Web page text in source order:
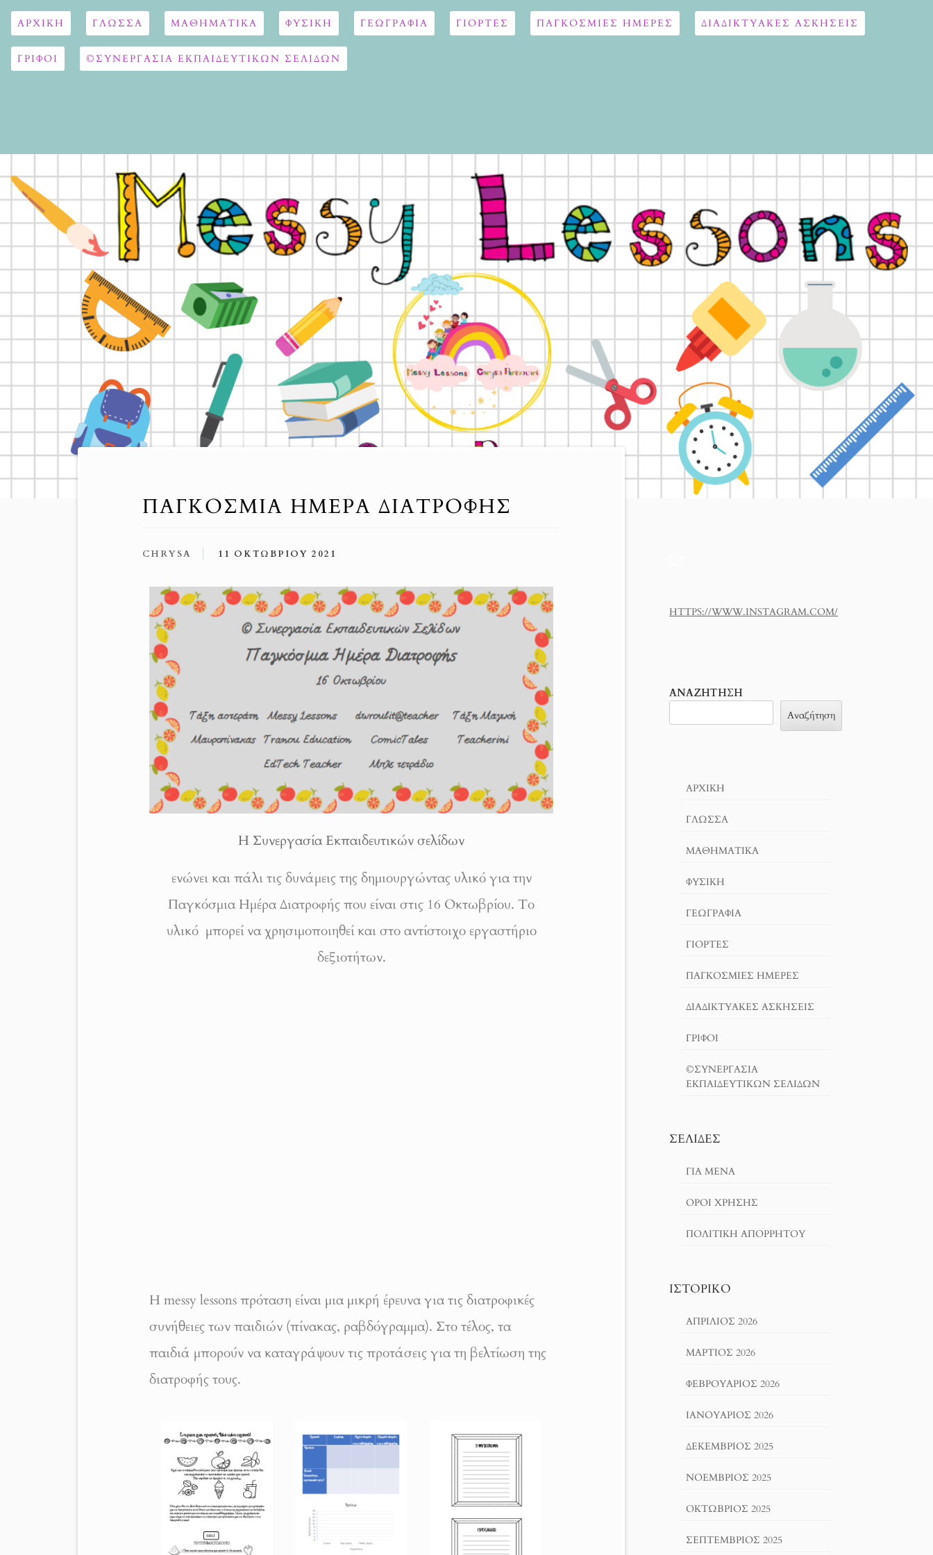
ΑΡΧΙΚΉ ΓΛΏΣΣΑ ΜΑΘΗΜΑΤΙΚΆ ΦΥΣΙΚΗ ΓΕΩΓΡΑΦΊΑ ΓΙΟΡΤΈΣ ΠΑΓΚΟΣΜΙΕΣ ΗΜΕΡΕΣ ΔΙΑΔΙΚΤΥΑΚΈΣ ΑΣΚΉΣΕΙΣ
ΓΡΙΦΟΙ ©ΣΥΝΕΡΓΑΣΙΑ ΕΚΠΑΙΔΕΥΤΙΚΩΝ ΣΕΛΙΔΩΝ
ΠΑΓΚΌΣΜΙΑ ΗΜΈΡΑ ΔΙΑΤΡΟΦΉΣ
CHRYSA 11 ΟΚΤΩΒΡΊΟΥ 2021
Η Συνεργασία Εκπαιδευτικών σελίδων
ενώνει και πάλι τις δυνάμεις της δημιουργώντας υλικό για την
Παγκόσμια Ημέρα Διατροφής που είναι στις 16 Οκτωβρίου. Το
υλικό μπορεί να χρησιμοποιηθεί και στο αντίστοιχο εργαστήριο
δεξιοτήτων.
Η messy lessons πρόταση είναι μια μικρή έρευνα για τις διατροφικές
συνήθειες των παιδιών (πίνακας, ραβδόγραμμα). Στο τέλος, τα
παιδιά μπορούν να καταγράψουν τις προτάσεις για τη βελτίωση της
διατροφής τους.
HTTPS://WWW.INSTAGRAM.COM/
ΑΝΑΖΉΤΗΣΗ
Αναζήτηση
ΑΡΧΙΚΉ
ΓΛΏΣΣΑ
ΜΑΘΗΜΑΤΙΚΆ
ΦΥΣΙΚΗ
ΓΕΩΓΡΑΦΊΑ
ΓΙΟΡΤΈΣ
ΠΑΓΚΟΣΜΙΕΣ ΗΜΕΡΕΣ
ΔΙΑΔΙΚΤΥΑΚΈΣ ΑΣΚΉΣΕΙΣ
ΓΡΙΦΟΙ
©ΣΥΝΕΡΓΑΣΙΑ
ΕΚΠΑΙΔΕΥΤΙΚΩΝ ΣΕΛΙΔΩΝ
ΣΕΛΊΔΕΣ
ΓΙΑ ΜΕΝΑ
ΌΡΟΙ ΧΡΗΣΗΣ
ΠΟΛΙΤΙΚΉ ΑΠΟΡΡΉΤΟΥ
ΙΣΤΟΡΙΚΌ
ΑΠΡΊΛΙΟΣ 2026
ΜΆΡΤΙΟΣ 2026
ΦΕΒΡΟΥΆΡΙΟΣ 2026
ΙΑΝΟΥΆΡΙΟΣ 2026
ΔΕΚΈΜΒΡΙΟΣ 2025
ΝΟΈΜΒΡΙΟΣ 2025
ΟΚΤΏΒΡΙΟΣ 2025
ΣΕΠΤΈΜΒΡΙΟΣ 2025